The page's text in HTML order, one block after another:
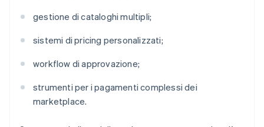
gestione di cataloghi multipli;
sistemi di pricing personalizzati;
workflow di approvazione;
strumenti per i pagamenti complessi dei
marketplace.